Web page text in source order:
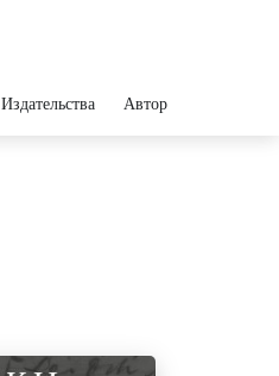
Издательства Авторы